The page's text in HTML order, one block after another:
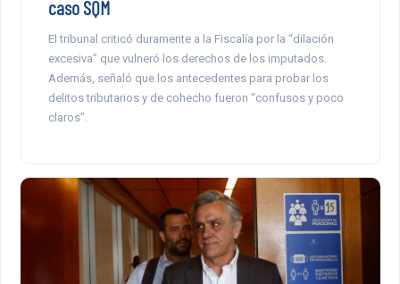
caso SQM
El tribunal criticó duramente a la Fiscalía por la “dilación
excesiva” que vulneró los derechos de los imputados.
Además, señaló que los antecedentes para probar los
delitos tributarios y de cohecho fueron “confusos y poco
claros”.